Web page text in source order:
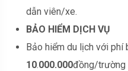
dẫn viên/xe.
BẢO HIỂM DỊCH VỤ
Bảo hiểm du lịch với phí
10.000.000đồng/trường